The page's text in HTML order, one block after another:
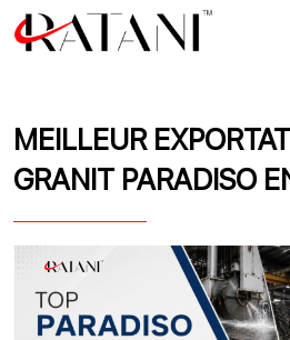
MEILLEUR
GRANIT PARADISO